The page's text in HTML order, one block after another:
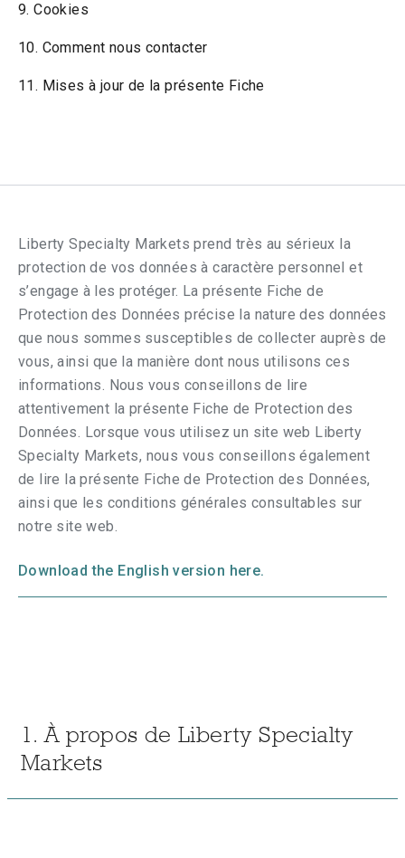
9. Cookies
10. Comment nous contacter
11. Mises à jour de la présente Fiche
Liberty Specialty Markets prend très au sérieux la
protection de vos données à caractère personnel et
s’engage à les protéger. La présente Fiche de
Protection des Données précise la nature des données
que nous sommes susceptibles de collecter auprès de
vous, ainsi que la manière dont nous utilisons ces
informations. Nous vous conseillons de lire
attentivement la présente Fiche de Protection des
Données. Lorsque vous utilisez un site web Liberty
Specialty Markets, nous vous conseillons également
de lire la présente Fiche de Protection des Données,
ainsi que les conditions générales consultables sur
notre site web.
Download the English version here.
1. À propos de Liberty Specialty
Markets